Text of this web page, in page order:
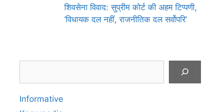
शिवसेना विवाद: सुप्रीम कोर्ट की अहम टिप्पणी,
‘विधायक दल नहीं, राजनीतिक दल सर्वोपरि’
Informative